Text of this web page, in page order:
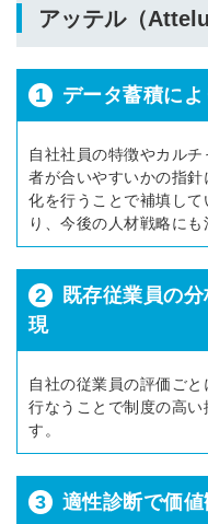
アッテル（
1 データ蓄積によ
自社社員の特徴やカル
者が合いやすいかの指
化を行うことで補填し
り、今後の人材戦略にも
2
既存従業員の
現
自社の従業員の評価ご
行なうことで制度の高
す。
3 適性診断で価